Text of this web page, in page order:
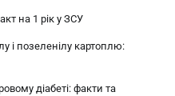
на 1 рік у ЗСУ
і позеленілу картоплю:
діабеті: факти та